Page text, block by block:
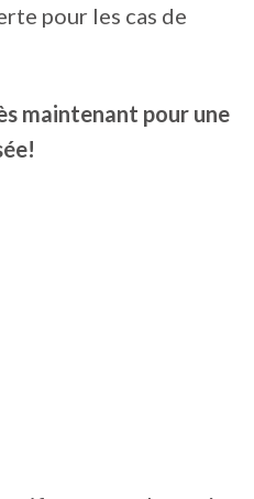
pour les cas de
maintenant pour une